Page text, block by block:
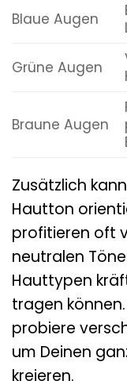
Blaue Augen
Grüne Augen
Braune Augen
Zusätzlich
Hautton
profitieren oft
neutralen
Hauttypen
tragen
probiere
um Deinen
kreieren.